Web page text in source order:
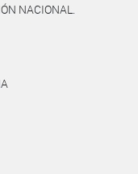
NACIONAL.